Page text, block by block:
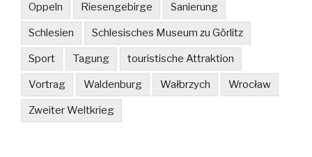
Oppeln Riesengebirge Sanierung
Schlesien Schlesisches Museum zu Görlitz
Sport Tagung touristische Attraktion
Vortrag Waldenburg Wałbrzych Wrocław
Zweiter Weltkrieg